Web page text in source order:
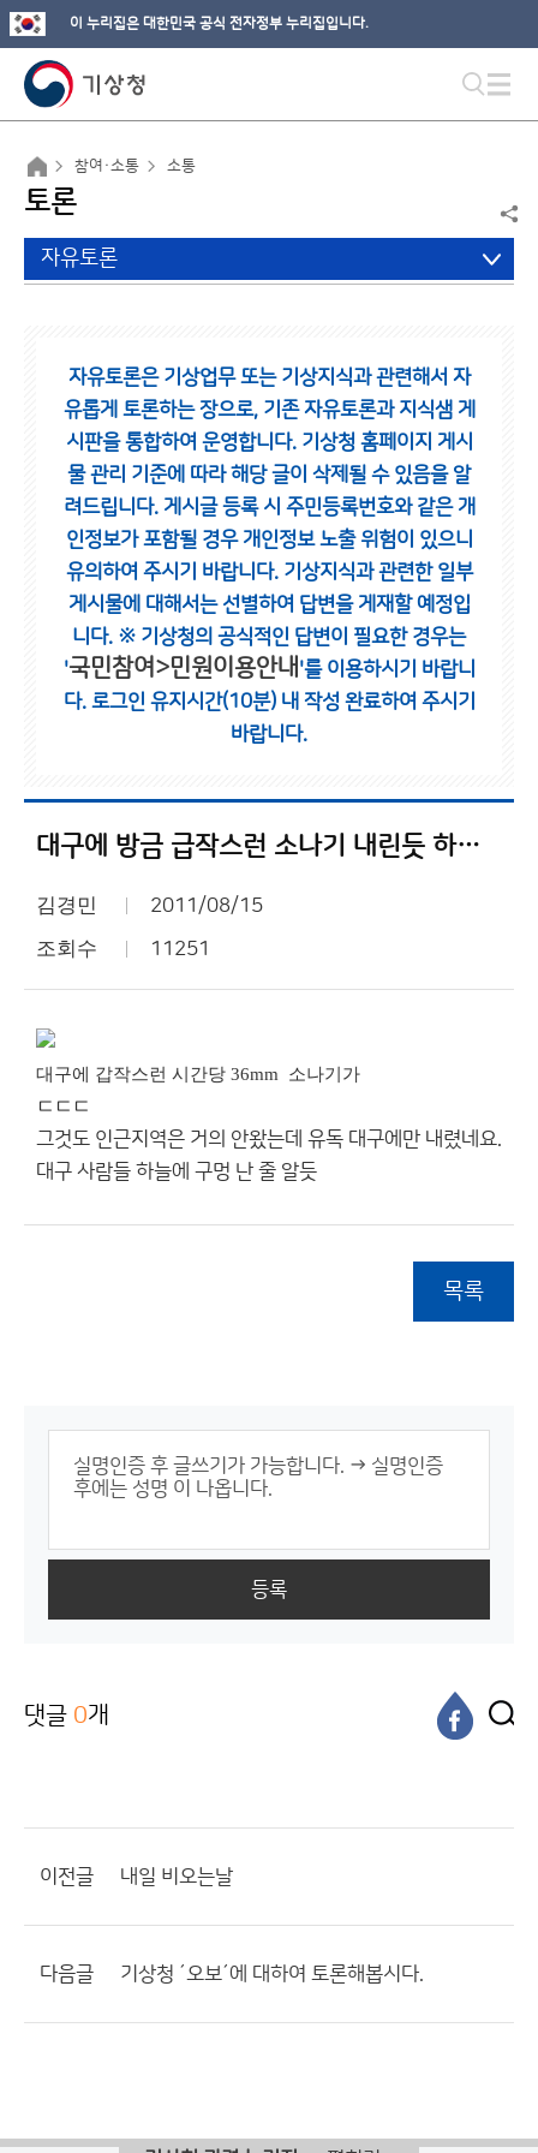
이 누리집은 대한민국 공식 전자정부 누리집입니다.
참여·소통 소통
토론
자유토론
자유토론은 기상업무 또는 기상지식과 관련해서 자
유롭게 토론하는 장으로, 기존 자유토론과 지식샘 게
시판을 통합하여 운영합니다. 기상청 홈페이지 게시
물 관리 기준에 따라 해당 글이 삭제될 수 있음을 알
려드립니다. 게시글 등록 시 주민등록번호와 같은 개
인정보가 포함될 경우 개인정보 노출 위험이 있으니
유의하여 주시기 바랍니다. 기상지식과 관련한 일부
게시물에 대해서는 선별하여 답변을 게재할 예정입
니다. ※ 기상청의 공식적인 답변이 필요한 경우는
'국민참여>민원이용안내 '를 이용하시기 바랍니
다. 로그인 유지시간(10분) 내 작성 완료하여 주시기
바랍니다.
대구에 방금 급작스런 소나기 내린듯 하네요.
김경민 2011/08/15
조회수 11251
대구에 갑작스런 시간당 36mm 소나기가
ㄷㄷㄷ
그것도 인근지역은 거의 안왔는데 유독 대구에만 내렸네요.
대구 사람들 하늘에 구멍 난 줄 알듯
목록
등록
댓글 0개
이전글 내일 비오는날
다음글 기상청 ´오보´에 대하여 토론해봅시다.